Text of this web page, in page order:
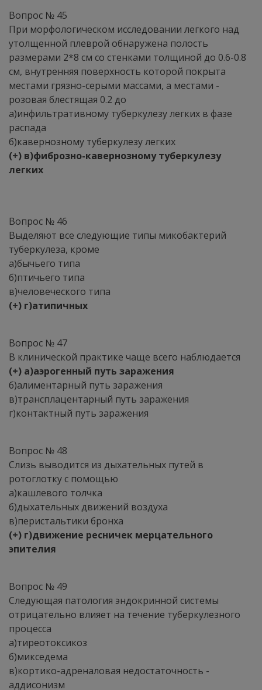
Вопрос № 45
При морфологическом исследовании легкого над
утолщенной плеврой обнаружена полость
размерами 2*8 см со стенками толщиной до 0.6-0.8
см, внутренняя поверхность которой покрыта
местами грязно-серыми массами, а местами -
розовая блестящая 0.2 до
а)инфильтративному туберкулезу легких в фазе
распада
б)кавернозному туберкулезу легких
(+) в)фиброзно-кавернозному туберкулезу
легких
Вопрос № 46
Выделяют все следующие типы микобактерий
туберкулеза, кроме
а)бычьего типа
б)птичьего типа
в)человеческого типа
(+) г)атипичных
Вопрос № 47
В клинической практике чаще всего наблюдается
(+) а)аэрогенный путь заражения
б)алиментарный путь заражения
в)трансплацентарный путь заражения
г)контактный путь заражения
Вопрос № 48
Слизь выводится из дыхательных путей в
ротоглотку с помощью
а)кашлевого толчка
б)дыхательных движений воздуха
в)перистальтики бронха
(+) г)движение ресничек мерцательного
эпителия
Вопрос № 49
Следующая патология эндокринной системы
отрицательно влияет на течение туберкулезного
процесса
а)тиреотоксикоз
б)микседема
в)кортико-адреналовая недостаточность -
аддисонизм